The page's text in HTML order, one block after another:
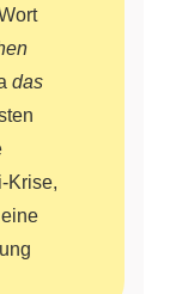
das
Krise,